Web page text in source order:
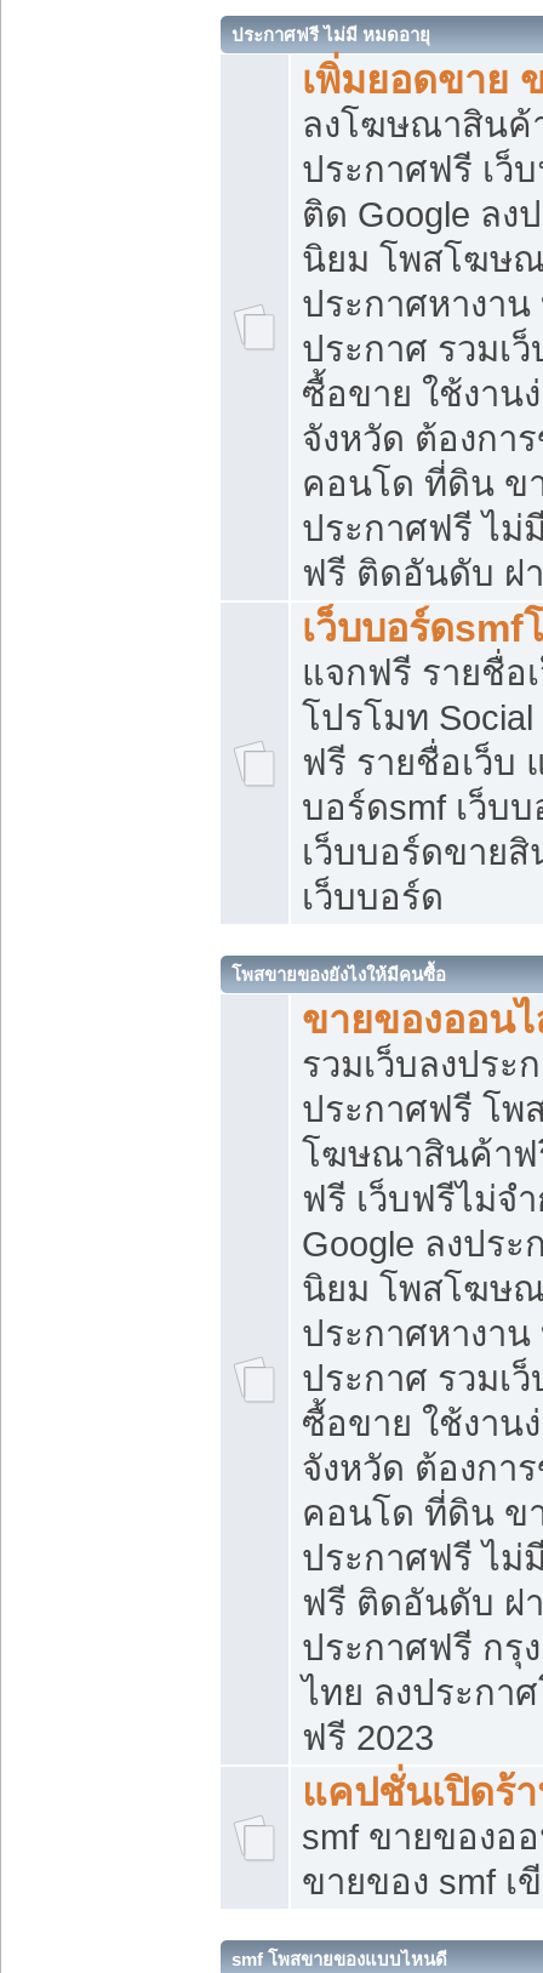
ประกาศฟรี ไม่มี หมดอายุ
เพิ่มยอดขาย
ลงโฆษณาสิน
ประกาศฟรี เว็
ติด Google ลง
นิยม โพสโฆษ
ประกาศหางาน
ประกาศ รวมเ
ซื้อขาย ใช้งาน
จังหวัด ต้องกา
คอนโด ที่ดิน ข
ประกาศฟรี ไม่
ฟรี ติดอันดับ ฝ
เว็บบอร์ดsmf
แจกฟรี รายชื่อ
โปรโมท
ฟรี รายชื่อเว็บ
บอร์ดsmf เว็บ
เว็บบอร์ดขาย
เว็บบอร์ด
โพสขายของยังไงให้มีคนซื้อ
ขายของออน
รวมเว็บลงประ
ประกาศฟรี โพ
โฆษณาสินค้าฟ
ฟรี เว็บฟรีไม่จ
Google ลงปร
นิยม โพสโฆษ
ประกาศหางาน
ประกาศ รวมเ
ซื้อขาย ใช้งาน
จังหวัด ต้องกา
คอนโด ที่ดิน ข
ประกาศฟรี ไม่
ฟรี ติดอันดับ ฝ
ประกาศฟรี กรุ
ไทย ลงประกา
ฟรี 2023
แคปชั่นเปิดร้
smf ขายของอ
ขายของ smf เ
smf โพสขายของแบบไหนดี